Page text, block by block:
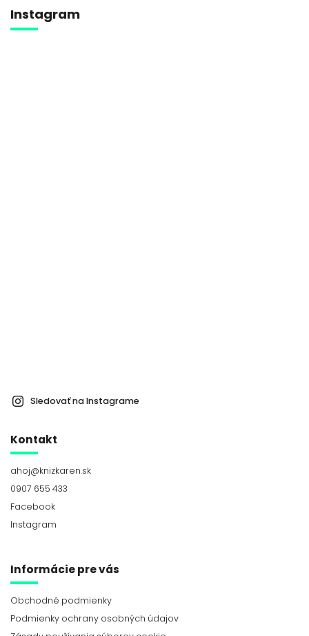
Instagram
Sledovať na Instagrame
Kontakt
ahoj@knizkaren.sk
0907 655 433
Facebook
Instagram
Informácie pre vás
Obchodné podmienky
Podmienky ochrany osobných údajov